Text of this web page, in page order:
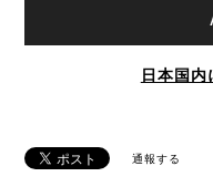
日本国
通報する